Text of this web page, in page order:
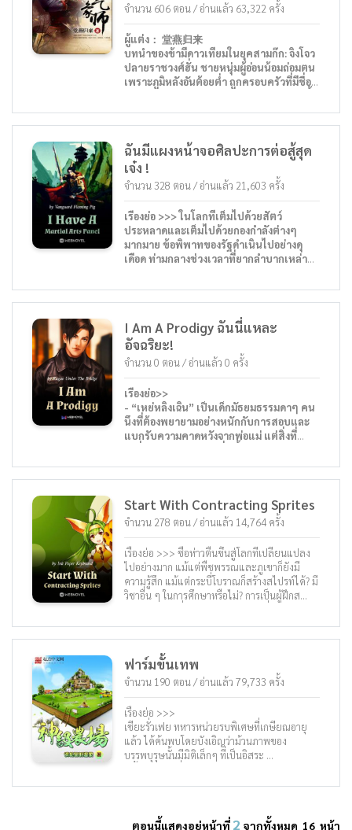
จำนวน 606 ตอน / อ่านแล้ว 63,322 ครั้ง
ผู้แต่ง： 堂燕归来
บทนำของข้ามีดาวเทียมในยุคสามก๊ก: จิงโจว
ปลายราชวงศ์ฮั่น ชายหนุ่มผู้อ่อนน้อมถ่อมตน
เพราะภูมิหลังอันต้อยต่ำ ถูกครอบครัวที่มีชื่อ
ใหญ่ หายนะจากสงครามกำลังใกล้เข้ามา
ชีวิตและความตาย เป็นสิ่งที่คาดเดาไม่ได้
ข้ามีระบบตรวจสอบสภาพอากาศที่
สมบูรณ์แบบที่สุดอยู่ในมือ เมฆและฝน
ท้องฟ้าและโลกกำลังแตกสลาย ทั้งหมดอยู่ใน
ดูว่าข้าโผล่ออกมาจากความหนาวเย็นได้
อย่างไร พลิกสถานการณ์ และแข่งขันกับ
วีรบุรุษของโลก !
…… โจวอวี้ : อาสือปา ! ทำไมลม
ตะวันออกเฉียงใต้ถึงเปลี่ยนเป็นลมตะวันตก
เชาเชา : ข้าเผารังดำ เมล็ดพืชและหญ้าของ
ตกหนักอย่างกะทันหัน ทั้งทีท้องฟ้าแจ่มใส
สวรรค์ ไอ้โจรเฒ่า บ้าเอ้ย เจ้าโกงข้า !
หลิวเป่ย : ทำไมหิมะตกหนักท่ามกลาง
ความร้อนแรงของเดือนหก ทั้งที่ข้าหนาวจน
ตาย หู่ยฉางยี่เต๋อ พวกเจ้าสามพี่น้อง ช่วยกัน
ให้ความอบอุ่นหน่อย คงหมิง ไปเตรียมที่นอน
ให้อุ่นกันเถอะ!
ซู่เจ๋อ ดูเหม่อลอย : เมื่อคืนข้าเพิ่งฝัน
หวาน เหตุใด กองทัพต่อต้านทั้งสิบแปดถึง
หญิงคนสนิท : สามี เมื่อคืนฝนตกหนัก น้ำท่วม
ฉับพลัน พวกเขาทั้งหมดถูกพัดลงทะเลคงไป
ฉันมีแผงหน้าจอศิลปะการต่อสู้สุด
เจ๋ง !
จำนวน 328 ตอน / อ่านแล้ว 21,603 ครั้ง
เรื่องย่อ >>> ในโลกที่เต็มไปด้วยสัตว์
ประหลาดและเต็มไปด้วยกองกำลังต่างๆ
มากมาย ข้อพิพาทของรัฐดำเนินไปอย่างดุ
เดือด ท่ามกลางช่วงเวลาที่ยากลำบากเหล่านี้
รุ่งเรือง ซูหนิงอพยพมายังโลกนี้พร้อมแผงหน้า
จอศิลปะการต่อสู้และกลายเป็นชาวบ้าน
ธรรมดา เขามีเป้าหมายเดียวในใจ: การเป็น
จ้าวแห่งศิลปะการต่อสู้ ใช้แต้มพลังงานสาม
แต้มเพื่อเพิ่มระดับเทคนิคมีดพายุ ? ใช่/ไม่ใช่
ใช่! สิเว้ย ต้องใช่อยู่แล้ว !
I Am A Prodigy ฉันนี่แหละ
อัจฉริยะ!
จำนวน 0 ตอน / อ่านแล้ว 0 ครั้ง
เรื่องย่อ>>
- “เหย่หลิงเฉิน” เป็นเด็กมัธยมธรรมดาๆ คน
นึงที่ต้องพยายามอย่างหนักกับการสอบและ
แบกรับความคาดหวังจากพ่อแม่ แต่สิ่งที่
แปลกๆ ของเขาคือ เขาได้รับ “ระบบ
อัจฉริยะ” จากจุดเริ่มต้นนี้ทำให้ชีวิตของเขา
ในเนื้อหาได้อย่างทันที ฟังและเข้าใจเนื้อหา
การบรรยายได้อย่างรวดเร็ว รวมไปถึงได้รับรู้
เทคนิคการใช้แผงควบคุมระบบอัจฉริยะของ
ตัวเองอีกด้วย การเรียนรู้สำหรับฉันมันไม่เคย
ง่ายขนาดนี้มาก่อน นี่สินะที่เขาพูดกันว่าความ
รู้คือพลัง! ตอนนี้เขาสามารถเข้าถึงพลังที่ไร้
การควบคุมได้อย่างมากมายเต็มไปหมด!
ความรู้สึกจะเป็นอย่างไรกันหากได้กลายเป็น
Start With Contracting Sprites
จำนวน 278 ตอน / อ่านแล้ว 14,764 ครั้ง
เรื่องย่อ >>> ซื่อห่าวตื่นขึ้นสู่โลกที่เปลี่ยนแปลง
ไปอย่างมาก แม้แต่พืชพรรณและภูเขาก็ยังมี
ความรู้สึก แม้แต่กระบี่โบราณก็สร้างสไปรท์ได้? มี
วิชาอื่น ๆ ในการศึกษาหรือไม่? การเป็นผู้ฝึกส
...
“ สไปรท์สตรีมคืออะไร ? ”
" ตำราพื้นฐานความรู้สไปรท์ เล่ม 1 , ตำรา
มาตรฐานสำหรับหลักสูตรมัธยมศึกษาตอนปลาย
ปกติ... อะไรนะ !? ฉันแค่อ่านหนังสือสอบวิชา
ชีววิทยาไม่ใช่เหรอ ? "
...
ซื่อห่าวรู้สึกงุนงงเมื่อความทรงจำและความรู้ใหม่ๆ
ท่วมท้นจิตใจของเขา
ในฐานะนักอ่านนิยายและโอตาคุตัวยง ซื่อห่าวจะ
ทำอย่างไร ?
ฟาร์มขั้นเทพ
จำนวน 190 ตอน / อ่านแล้ว 79,733 ครั้ง
เรื่องย่อ >>>
เซียะรั่วเฟย ทหารหน่วยรบพิเศษที่เกษียณอายุ
แล้ว ได้ค้นพบโดยบังเอิญว่าม้วนภาพของ
บรรพบุรุษนั้นมีมิติเล็กๆ ที่เป็นอิสระ
มิติ มีดอกไม้จิตวิญญาณลึกลับที่รักษาโรคได้
ได้อย่างรวดเร็ว และสามารถบ่มเพาะจิตวิญญาณ
ตอนนี้แสดงอยู่หน้าที่ 2 จากทั้งหมด 16 หน้า